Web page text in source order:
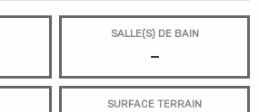
SALLE(S) DE BAIN
-
SURFACE TERRAIN